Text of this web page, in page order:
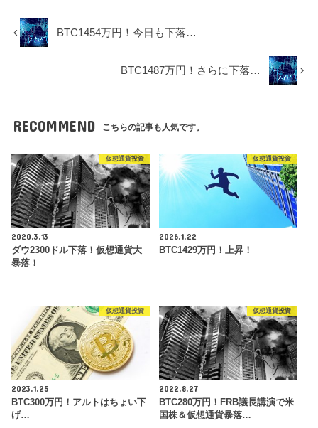
BTC1454万円！今日も下落…
BTC1487万円！さらに下落…
RECOMMEND こちらの記事も人気です。
仮想通貨投資
2020.3.13
ダウ2300ドル下落！仮想通貨大
暴落！
仮想通貨投資
2026.1.22
BTC1429万円！上昇！
仮想通貨投資
2023.1.25
BTC300万円！アルトはちょい下
げ…
仮想通貨投資
2022.8.27
BTC280万円！FRB議長講演で米
国株＆仮想通貨暴落…